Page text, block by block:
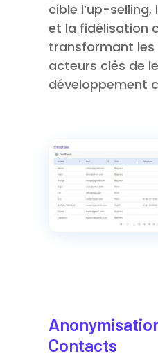
cible l’up-
et la fidélisation
transformant
acteurs clés de
développement
Contacts